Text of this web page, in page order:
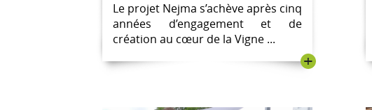
demain ! » le vendredi 15 novembre.
Le projet Nejma s’achève après cinq
années d’engagement et de
création au cœur de la Vigne ...
+